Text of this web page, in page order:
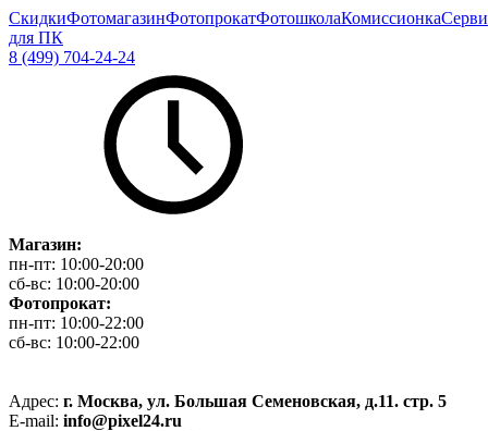
СкидкиФотомагазинФотопрокатФотошколаКомиссионка
для ПК
8 (499) 704-24-24
Магазин:
пн-пт: 10:00-20:00
сб-вс: 10:00-20:00
Фотопрокат:
пн-пт: 10:00-22:00
сб-вс: 10:00-22:00
Адрес: г. Москва, ул. Большая Семеновская, д.11. стр. 5
E-mail: info@pixel24.ru